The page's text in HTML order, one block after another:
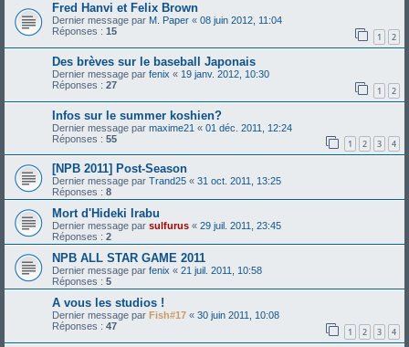
Fred Hanvi et Felix Brown
Dernier message par M. Paper « 08 juin 2012, 11:04
Réponses : 15 1 2
Des brèves sur le baseball Japonais
Dernier message par fenix « 19 janv. 2012, 10:30
Réponses : 27 1 2
Infos sur le summer koshien?
Dernier message par maxime21 « 01 déc. 2011, 12:24
Réponses : 55 1 2 3 4
[NPB 2011] Post-Season
Dernier message par Trand25 « 31 oct. 2011, 13:25
Réponses : 8
Mort d'Hideki Irabu
Dernier message par sulfurus « 29 juil. 2011, 23:45
Réponses : 2
NPB ALL STAR GAME 2011
Dernier message par fenix « 21 juil. 2011, 10:58
Réponses : 5
A vous les studios !
Dernier message par Fish#17 « 30 juin 2011, 10:08
Réponses : 47 1 2 3 4